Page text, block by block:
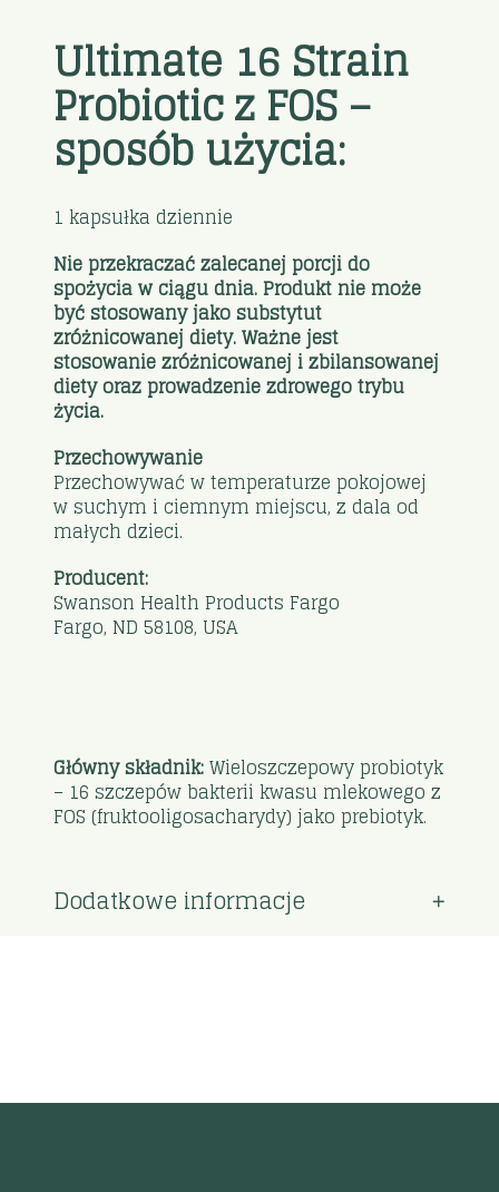
Ultimate 16 Strain
Probiotic z FOS –
sposób użycia:
1 kapsułka dziennie
Nie przekraczać zalecanej porcji do
spożycia w ciągu dnia. Produkt nie może
być stosowany jako substytut
zróżnicowanej diety. Ważne jest
stosowanie zróżnicowanej i zbilansowanej
diety oraz prowadzenie zdrowego trybu
życia.
Przechowywanie
Przechowywać w temperaturze pokojowej
w suchym i ciemnym miejscu, z dala od
małych dzieci.
Producent:
Swanson Health Products Fargo
Fargo, ND 58108, USA
Główny składnik:Wieloszczepowy probiotyk
– 16 szczepów bakterii kwasu mlekowego z
FOS (fruktooligosacharydy) jako prebiotyk.
Dodatkowe informacje